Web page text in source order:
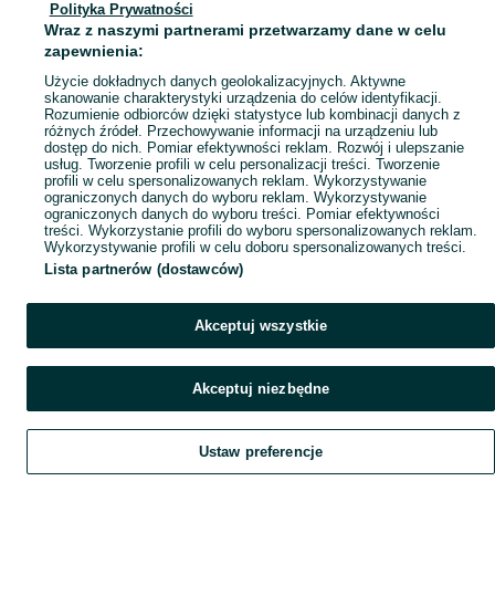
Mapa miejscowości
Mapa ministron
Popularne wyszukiwania
Szukaj Obserwujesz Dodaj Czat Konto
Polityka Prywatności
Wraz z naszymi partnerami przetwarzamy dane w celu
zapewnienia:
Użycie dokładnych danych geolokalizacyjnych. Aktywne
skanowanie charakterystyki urządzenia do celów identyfikacji.
Rozumienie odbiorców dzięki statystyce lub kombinacji danych z
różnych źródeł. Przechowywanie informacji na urządzeniu lub
dostęp do nich. Pomiar efektywności reklam. Rozwój i ulepszanie
usług. Tworzenie profili w celu personalizacji treści. Tworzenie
profili w celu spersonalizowanych reklam. Wykorzystywanie
ograniczonych danych do wyboru reklam. Wykorzystywanie
ograniczonych danych do wyboru treści. Pomiar efektywności
treści. Wykorzystanie profili do wyboru spersonalizowanych reklam.
Wykorzystywanie profili w celu doboru spersonalizowanych treści.
Lista partnerów (dostawców)
Akceptuj wszystkie
Akceptuj niezbędne
Ustaw preferencje